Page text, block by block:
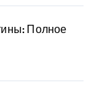
Полное